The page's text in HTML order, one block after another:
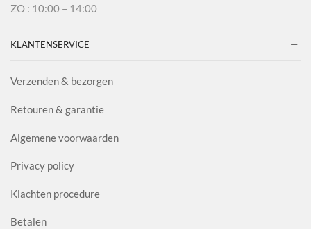
ZO : 10:00 – 14:00
KLANTENSERVICE
Verzenden & bezorgen
Retouren & garantie
Algemene voorwaarden
Privacy policy
Klachten procedure
Betalen